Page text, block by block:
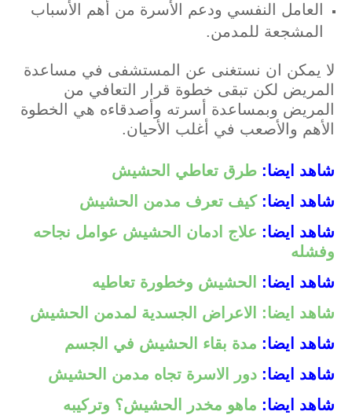
العامل النفسي ودعم الأسرة من أهم الأسباب
المشجعة للمدمن.
لا يمكن ان نستغنى عن المستشفى في مساعدة
المريض لكن تبقى خطوة قرار التعافي من
المريض وبمساعدة أسرته وأصدقاءه هي الخطوة
الأهم والأصعب في أغلب الأحيان.
شاهد ايضا: طرق تعاطي الحشيش
شاهد ايضا:كيف تعرف مدمن الحشيش
شاهد ايضا: علاج ادمان الحشيش عوامل نجاحه
وفشله
شاهد ايضا:
الحشيش وخطورة تعاطيه
شاهد ايضا: الاعراض الجسدية لمدمن الحشيش
شاهد ايضا: مدة بقاء الحشيش في الجسم
شاهد ايضا: دور الاسرة تجاه مدمن الحشيش
شاهد ايضا: ماهو مخدر الحشيش؟ وتركيبه